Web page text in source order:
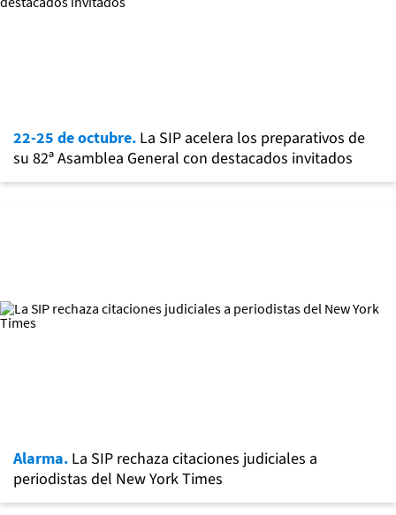
22-25 de octubre. La SIP acelera los preparativos de
su 82ª Asamblea General con destacados invitados
Alarma. La SIP rechaza citaciones judiciales a
periodistas del New York Times